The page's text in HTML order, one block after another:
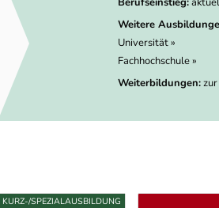
Weitere
Universität »
Fachhochschule »
Weiterbildungen:
KURZ-/SPEZIALAUSBILDUNG